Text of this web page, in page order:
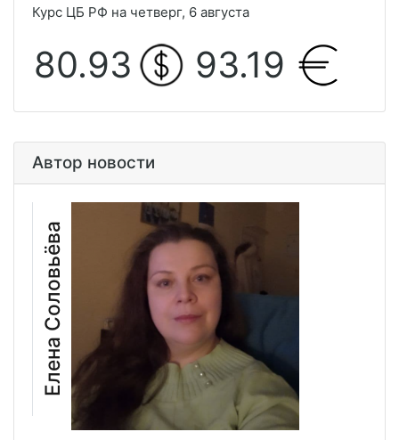
Курс ЦБ РФ на четверг, 6 августа
80.93 93.19
Автор новости
Елена Соловьёва